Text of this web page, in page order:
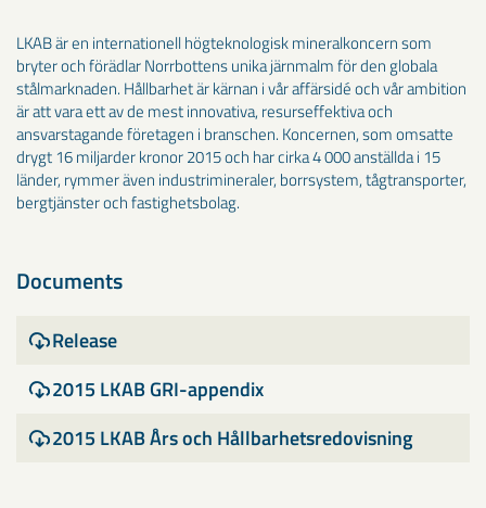
LKAB är en internationell högteknologisk mineralkoncern som
bryter och förädlar Norrbottens unika järnmalm för den globala
stålmarknaden. Hållbarhet är kärnan i vår affärsidé och vår ambition
är att vara ett av de mest innovativa, resurseffektiva och
ansvarstagande företagen i branschen. Koncernen, som omsatte
drygt 16 miljarder kronor 2015 och har cirka 4 000 anställda i 15
länder, rymmer även industrimineraler, borrsystem, tågtransporter,
bergtjänster och fastighetsbolag.
Documents
Release
2015 LKAB GRI-appendix
2015 LKAB Års och Hållbarhetsredovisning